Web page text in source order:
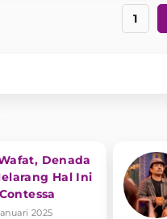
1
Denada
Hal Ini
2025